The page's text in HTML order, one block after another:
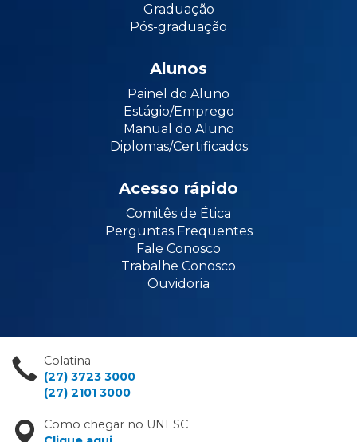
Graduação
Pós-graduação
Alunos
Painel do Aluno
Estágio/Emprego
Manual do Aluno
Diplomas/Certificados
Acesso rápido
Comitês de Ética
Perguntas Frequentes
Fale Conosco
Trabalhe Conosco
Ouvidoria
Colatina
(27) 3723 3000
(27) 2101 3000
Como chegar no UNESC